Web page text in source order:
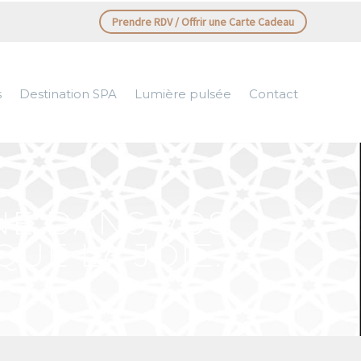
Prendre RDV / Offrir une Carte Cadeau
Destination SPA Lumière pulsée Contact